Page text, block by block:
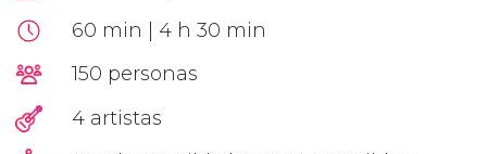
60 min | 4 h 30 min
150 personas
4 artistas